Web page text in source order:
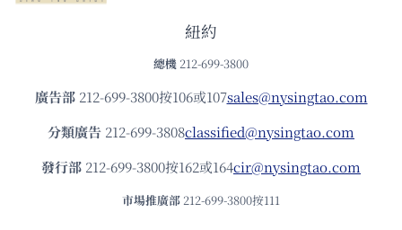
紐約
總機 212-699-3800
廣告部212-699-3800按106或107sales@nysingtao.com
分類廣告 212-699-3808classified@nysingtao.com
發⾏部 212-699-3800按162或164cir@nysingtao.com
市場推廣部 212-699-3800按111